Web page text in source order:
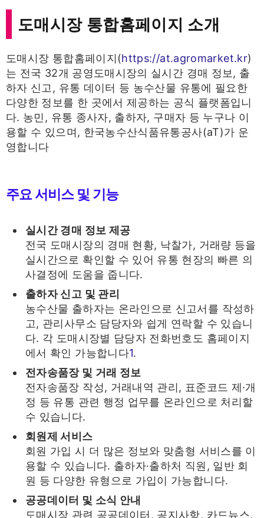
도매시장 통합홈페이지 소개
도매시장 통합홈페이지(https://at.agromarket.kr)
는 전국 32개 공영도매시장의 실시간 경매 정보, 출
하자 신고, 유통 데이터 등 농수산물 유통에 필요한
다양한 정보를 한 곳에서 제공하는 공식 플랫폼입니
다. 농민, 유통 종사자, 출하자, 구매자 등 누구나 이
용할 수 있으며, 한국농수산식품유통공사(aT)가 운
영합니다
주요 서비스 및 기능
실시간 경매 정보 제공
전국 도매시장의 경매 현황, 낙찰가, 거래량 등을
실시간으로 확인할 수 있어 유통 현장의 빠른 의
사결정에 도움을 줍니다.
출하자 신고 및 관리
농수산물 출하자는 온라인으로 신고서를 작성하
고, 관리사무소 담당자와 쉽게 연락할 수 있습니
다. 각 도매시장별 담당자 전화번호도 홈페이지
에서 확인 가능합니다1.
전자송품장 및 거래 정보
전자송품장 작성, 거래내역 관리, 표준코드 제·개
정 등 유통 관련 행정 업무를 온라인으로 처리할
수 있습니다.
회원제 서비스
회원 가입 시 더 많은 정보와 맞춤형 서비스를 이
용할 수 있습니다. 출하자·출하처 직원, 일반 회
원 등 다양한 유형으로 가입이 가능합니다.
공공데이터 및 소식 안내
도매시장 관련 공공데이터, 공지사항, 카드뉴스,